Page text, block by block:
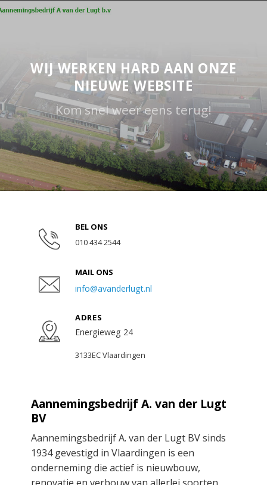
WIJ WERKEN HARD AAN ONZE
NIEUWE WEBSITE
Kom snel weer eens terug!
Aannemingsbedrijf A. van der Lugt
BV
Aannemingsbedrijf A. van der Lugt BV sinds
1934 gevestigd in Vlaardingen is een
onderneming die actief is nieuwbouw,
BEL ONS
010 434 2544
MAIL ONS
info@avanderlugt.nl
ADRES
Energieweg 24
3133EC Vlaardingen